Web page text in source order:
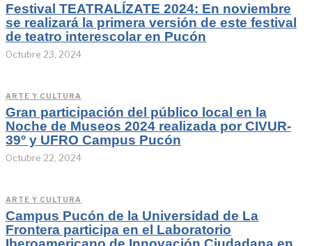
Festival TEATRALÍZATE 2024: En noviembre
se realizará la primera versión de este festival
de teatro interescolar en Pucón
Octubre 23, 2024
ARTE Y CULTURA
Gran participación del público local en la
Noche de Museos 2024 realizada por CIVUR-
39º y UFRO Campus Pucón
Octubre 22, 2024
ARTE Y CULTURA
Campus Pucón de la Universidad de La
Frontera participa en el Laboratorio